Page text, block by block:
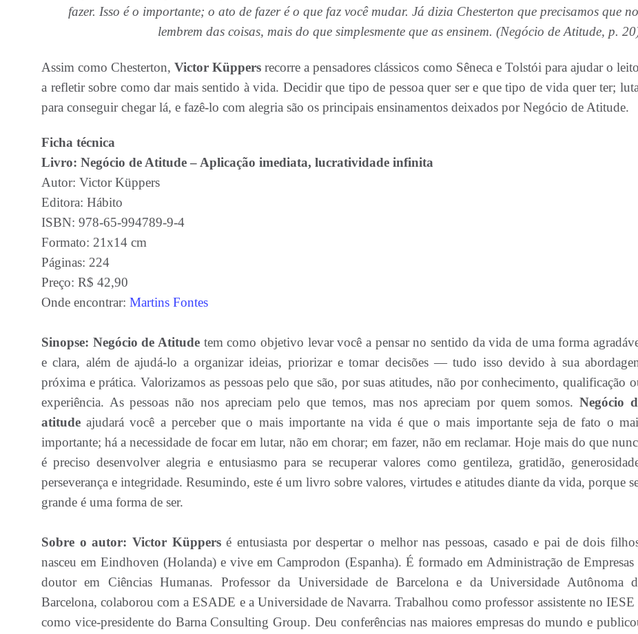
fazer. Isso é o importante; o ato de fazer é o que faz você mudar. Já dizia Chesterton que precisamos que
lembrem das coisas, mais do que simplesmente que as ensinem. (Negócio de Atitude, p.
Assim como Chesterton,Victor Küppers recorre a pensadores clássicos como Sêneca e Tolstói para ajudar o
a refletir sobre como dar mais sentido à vida. Decidir que tipo de pessoa quer ser e que tipo de vida quer ter;
para conseguir chegar lá, e fazê-lo com alegria são os principais ensinamentos deixados por Negócio de Atitude.
Ficha técnica
Livro: Negócio de Atitude – Aplicação imediata, lucratividade infinita
Autor: Victor Küppers
Editora: Hábito
ISBN: 978-65-994789-9-4
Formato: 21x14 cm
Páginas: 224
Preço: R$ 42,90
Onde encontrar: Martins Fontes
Sinopse: Negócio de Atitude tem como objetivo levar você a pensar no sentido da vida de uma forma
e clara, além de ajudá-lo a organizar ideias, priorizar e tomar decisões — tudo isso devido à sua
próxima e prática. Valorizamos as pessoas pelo que são, por suas atitudes, não por conhecimento, qualificação
experiência. As pessoas não nos apreciam pelo que temos, mas nos apreciam por quem somos.Negócio
atitudeajudará você a perceber que o mais importante na vida é que o mais importante seja de fato o
importante; há a necessidade de focar em lutar, não em chorar; em fazer, não em reclamar. Hoje mais do que
é preciso desenvolver alegria e entusiasmo para se recuperar valores como gentileza, gratidão,
perseverança e integridade. Resumindo, este é um livro sobre valores, virtudes e atitudes diante da vida, porque
grande é uma forma de ser.
Sobre o autor: Victor Küppersé entusiasta por despertar o melhor nas pessoas, casado e pai de dois
nasceu em Eindhoven (Holanda) e vive em Camprodon (Espanha). É formado em Administração de Empresas
doutor em Ciências Humanas. Professor da Universidade de Barcelona e da Universidade Autônoma
Barcelona, colaborou com a ESADE e a Universidade de Navarra. Trabalhou como professor assistente no IESE
como vice-presidente do Barna Consulting Group. Deu conferências nas maiores empresas do mundo e